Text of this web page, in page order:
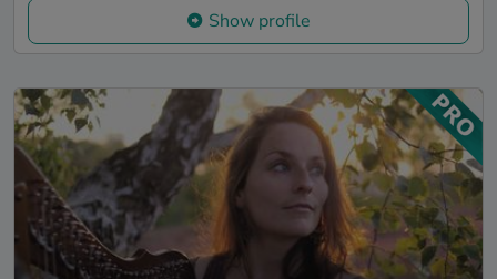
Show profile